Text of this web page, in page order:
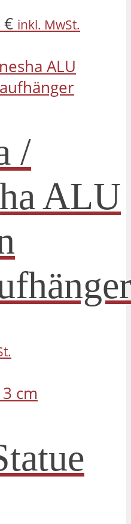
€ inkl. MwSt.
auf
/
ALU
weist
auf.
Die